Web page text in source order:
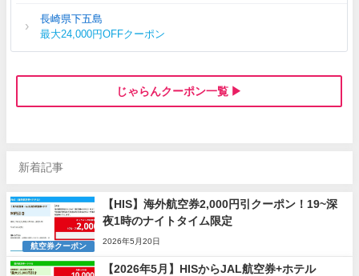
長崎県下五島
最大24,000円OFFクーポン
じゃらんクーポン一覧 ▶
新着記事
航空券クーポン
【HIS】海外航空券2,000円引クーポン！19~深
夜1時のナイトタイム限定
2026年5月20日
【2026年5月】HISからJAL航空券+ホテル